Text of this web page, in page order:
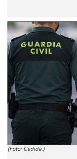
(Foto: Cedida.)